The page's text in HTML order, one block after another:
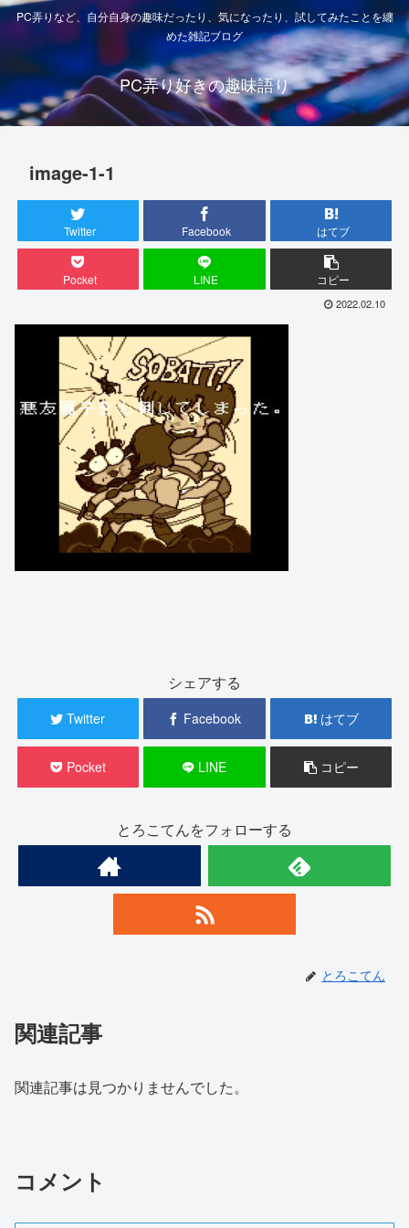
PC弄りなど、自分自身の趣味だったり、気になったり、試してみたことを纏
めた雑記ブログ
PC弄り好きの趣味語り
image-1-1
Twitter Facebook はてブ
Pocket LINE コピー
2022.02.10
シェアする
Twitter Facebook はてブ
Pocket LINE コピー
とろこてんをフォローする
とろこてん
関連記事
関連記事は見つかりませんでした。
コメント